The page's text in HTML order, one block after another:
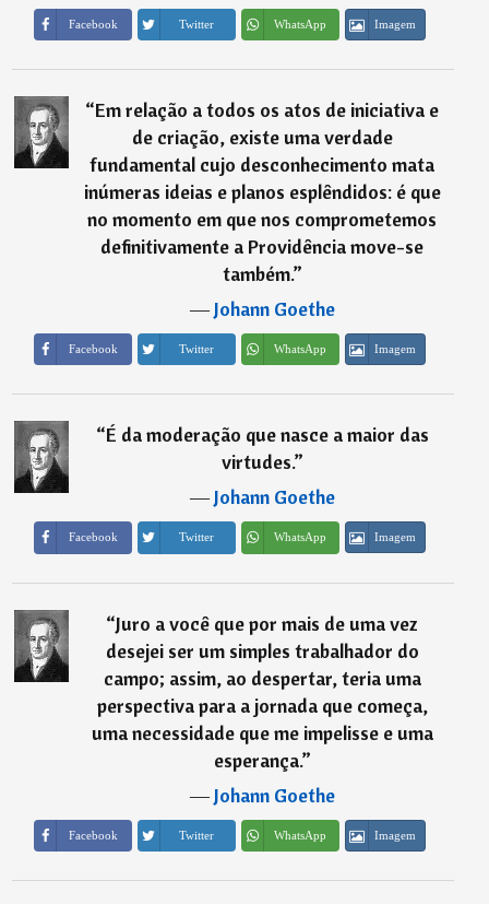
Facebook Twitter WhatsApp Imagem
“Em relação a todos os atos de iniciativa e
de criação, existe uma verdade
fundamental cujo desconhecimento mata
inúmeras ideias e planos esplêndidos: é que
no momento em que nos comprometemos
definitivamente a Providência move-se
também.”
―Johann Goethe
Facebook Twitter WhatsApp Imagem
“É da moderação que nasce a maior das
virtudes.”
―Johann Goethe
Facebook Twitter WhatsApp Imagem
“Juro a você que por mais de uma vez
desejei ser um simples trabalhador do
campo; assim, ao despertar, teria uma
perspectiva para a jornada que começa,
uma necessidade que me impelisse e uma
esperança.”
―Johann Goethe
Facebook Twitter WhatsApp Imagem